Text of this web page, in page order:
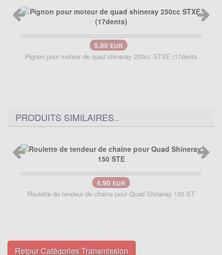
5.90 EUR
Pignon pour moteur de quad shineray 250cc STXE (17dents
PRODUITS SIMILAIRES..
4.90 EUR
Roulette de tendeur de chaine pour Quad Shineray 150 ST
Retour Catégories Transmission